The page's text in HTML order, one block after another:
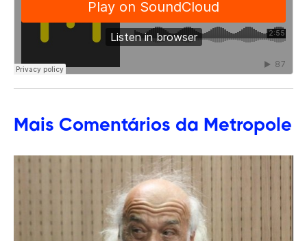
Mais Comentários da Metropole